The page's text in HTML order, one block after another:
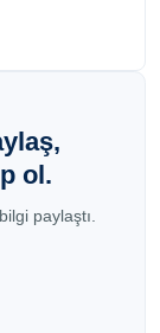
ol.
paylaştı.